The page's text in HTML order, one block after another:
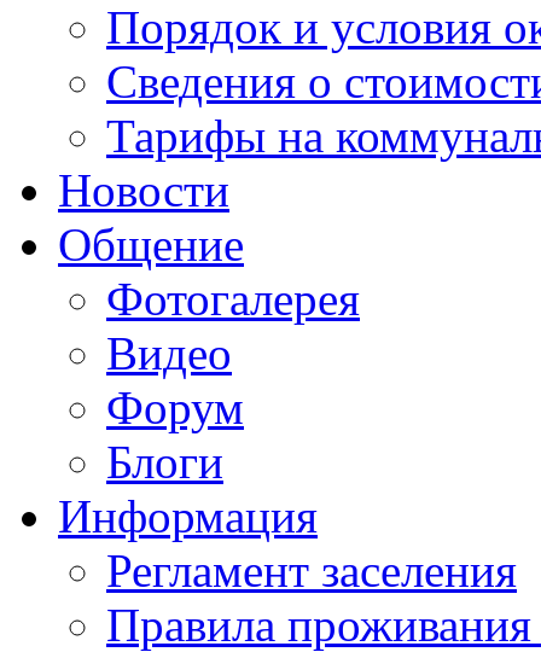
Порядок и условия
Сведения о
Тарифы на
Новости
Общение
Фотогалерея
Видео
Форум
Блоги
Информация
Регламент заселения
Правила